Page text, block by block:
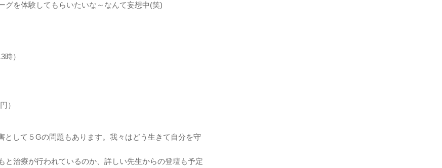
グを体験してもらいたいな～なんて妄想中(笑)
）
）
として５Gの問題もあります。我々はどう生きて自分を守
と治療が行われているのか、詳しい先生からの登壇も予定